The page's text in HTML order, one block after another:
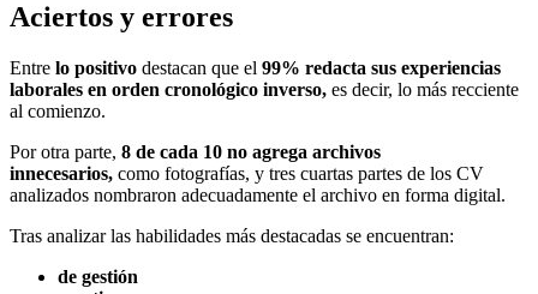
Aciertos y errores
Entre lo positivo destacan que el 99% redacta sus experiencias
laborales en orden cronológico inverso, es decir, lo más recciente
al comienzo.
Por otra parte, 8 de cada 10 no agrega archivos
innecesarios, como fotografías, y tres cuartas partes de los CV
analizados nombraron adecuadamente el archivo en forma digital.
Tras analizar las habilidades más destacadas se encuentran:
de gestión